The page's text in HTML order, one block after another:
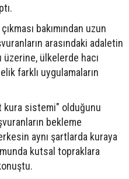
bakımından uzun
arasındaki adaletin
üzerine, ülkelerde hacı
farklı uygulamaların
kura sistemi" olduğunu
bekleme
aynı şartlarda kuraya
kutsal topraklara